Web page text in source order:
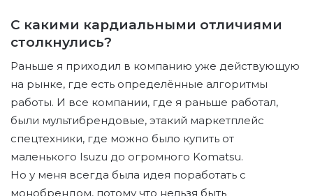
С какими кардиальными отличиями
столкнулись?
Раньше я приходил в компанию уже действующую
на рынке, где есть определённые алгоритмы
работы. И все компании, где я раньше работал,
были мультибрендовые, этакий маркетплейс
спецтехники, где можно было купить от
маленького Isuzu до огромного Komatsu.
Но у меня всегда была идея поработать с
монобрендом, потому что нельзя быть